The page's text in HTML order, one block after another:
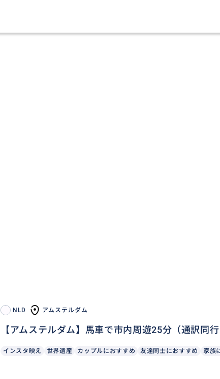
NLD アムステルダム
【アムステルダム】馬車で市内周遊25分（通訳同行
インスタ映え 世界遺産 カップルにおすすめ 友達同士におすすめ 家族